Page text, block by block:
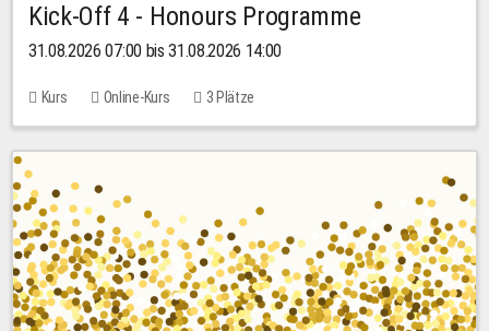
Kick-Off 4 - Honours Programme
31.08.2026 07:00 bis 31.08.2026 14:00
Kurs Online-Kurs 3 Plätze